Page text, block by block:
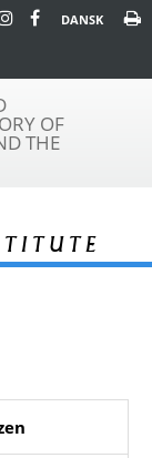
DANSK
OF
THE